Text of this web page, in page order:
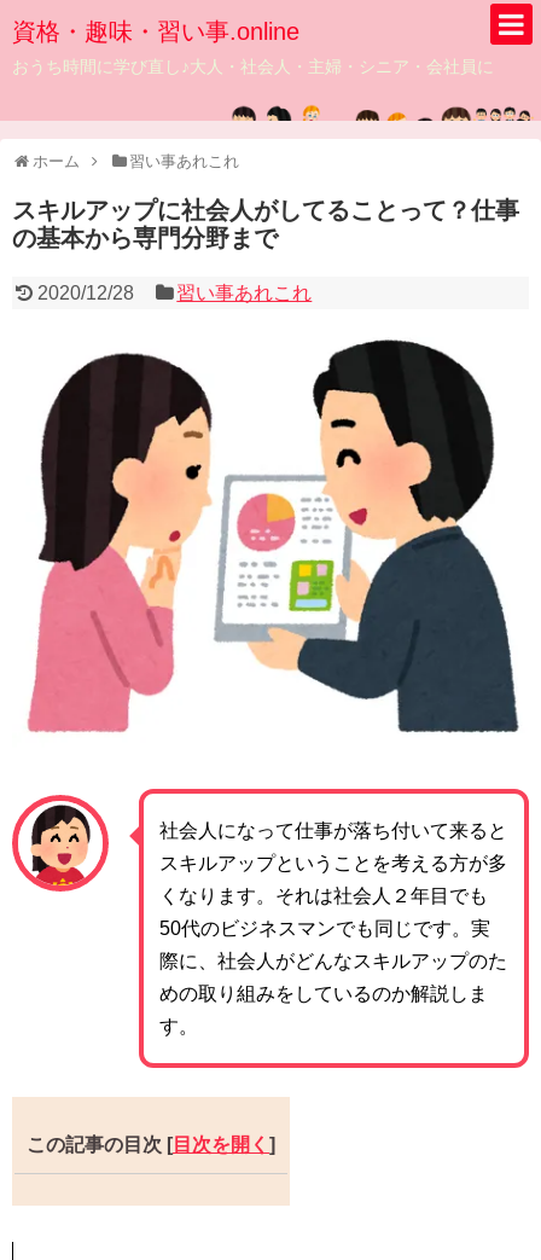
資格・趣味・習い事.online
おうち時間に学び直し♪大人・社会人・主婦・シニア・会社員に
ホーム 習い事あれこれ
スキルアップに社会人がしてることって？仕事
の基本から専門分野まで
2020/12/28 習い事あれこれ
社会人になって仕事が落ち付いて来ると
スキルアップということを考える方が多
くなります。それは社会人２年目でも
50代のビジネスマンでも同じです。実
際に、社会人がどんなスキルアップのた
めの取り組みをしているのか解説しま
す。
この記事の目次 [目次を開く ]